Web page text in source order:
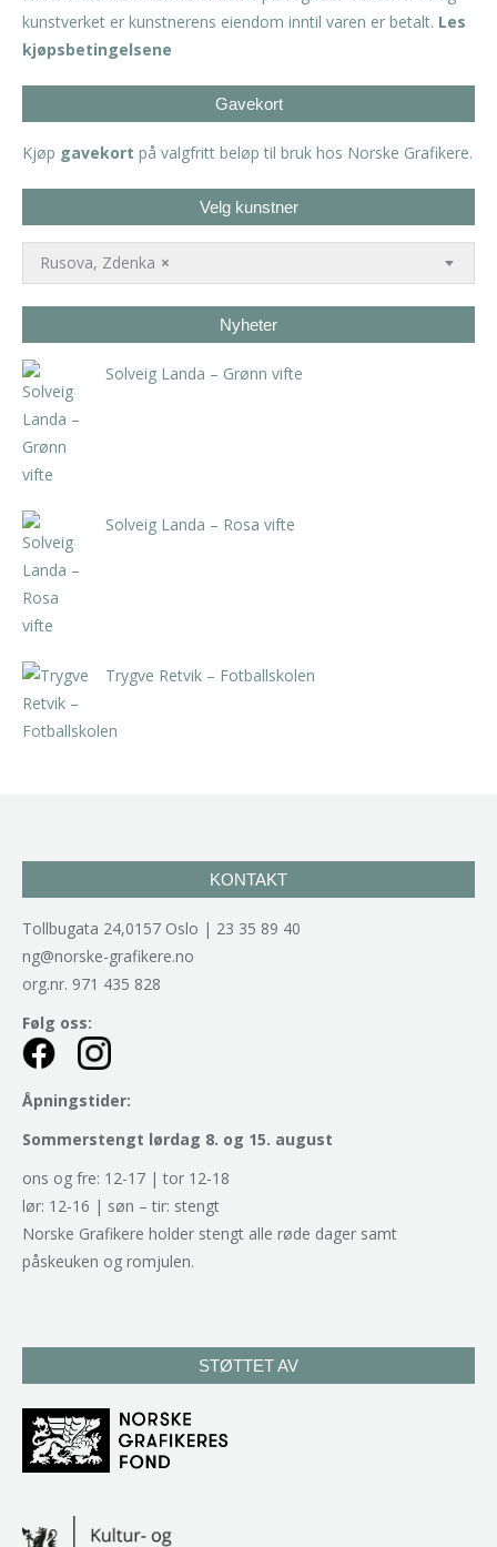
kunstverket er kunstnerens eiendom inntil varen er betalt. Les
kjøpsbetingelsene
Gavekort
Kjøp gavekort på valgfritt beløp til bruk hos Norske Grafikere.
Velg kunstner
×
Rusova, Zdenka
Nyheter
Solveig Landa – Grønn vifte
Solveig Landa – Rosa vifte
Trygve Retvik – Fotballskolen
KONTAKT
Tollbugata 24,0157 Oslo | 23 35 89 40
ng@norske-grafikere.no
org.nr. 971 435 828
Følg oss:
Åpningstider:
Sommerstengt lørdag 8. og 15. august
ons og fre: 12-17 | tor 12-18
lør: 12-16 | søn – tir: stengt
Norske Grafikere holder stengt alle røde dager samt
påskeuken og romjulen.
STØTTET AV